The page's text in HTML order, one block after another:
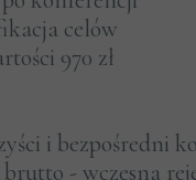
celów
970 zł
i bezpośredni
- wczesna